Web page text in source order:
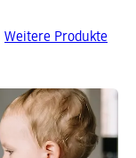
Weitere Produkte